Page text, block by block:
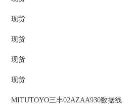
现货
现货
现货
现货
MITUTOYO三丰02AZAA930数据线